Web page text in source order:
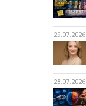
29.07.2026
28.07.2026